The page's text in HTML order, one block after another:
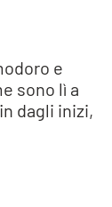
e
sono lì a
dagli inizi,